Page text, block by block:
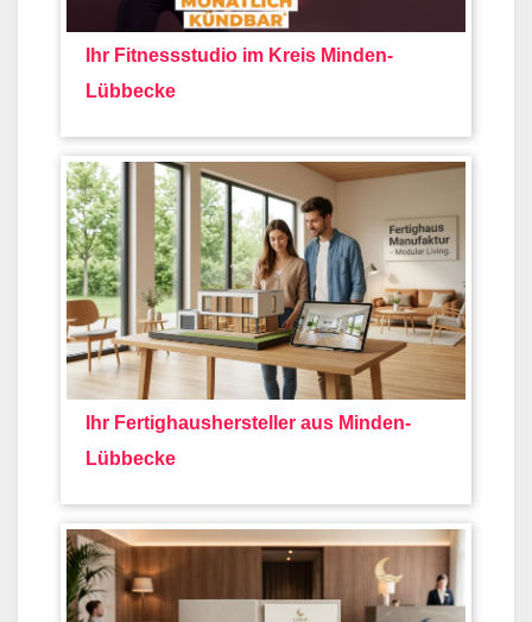
Ihr Fitnessstudio im Kreis Minden-
Lübbecke
Ihr Fertighaushersteller aus Minden-
Lübbecke